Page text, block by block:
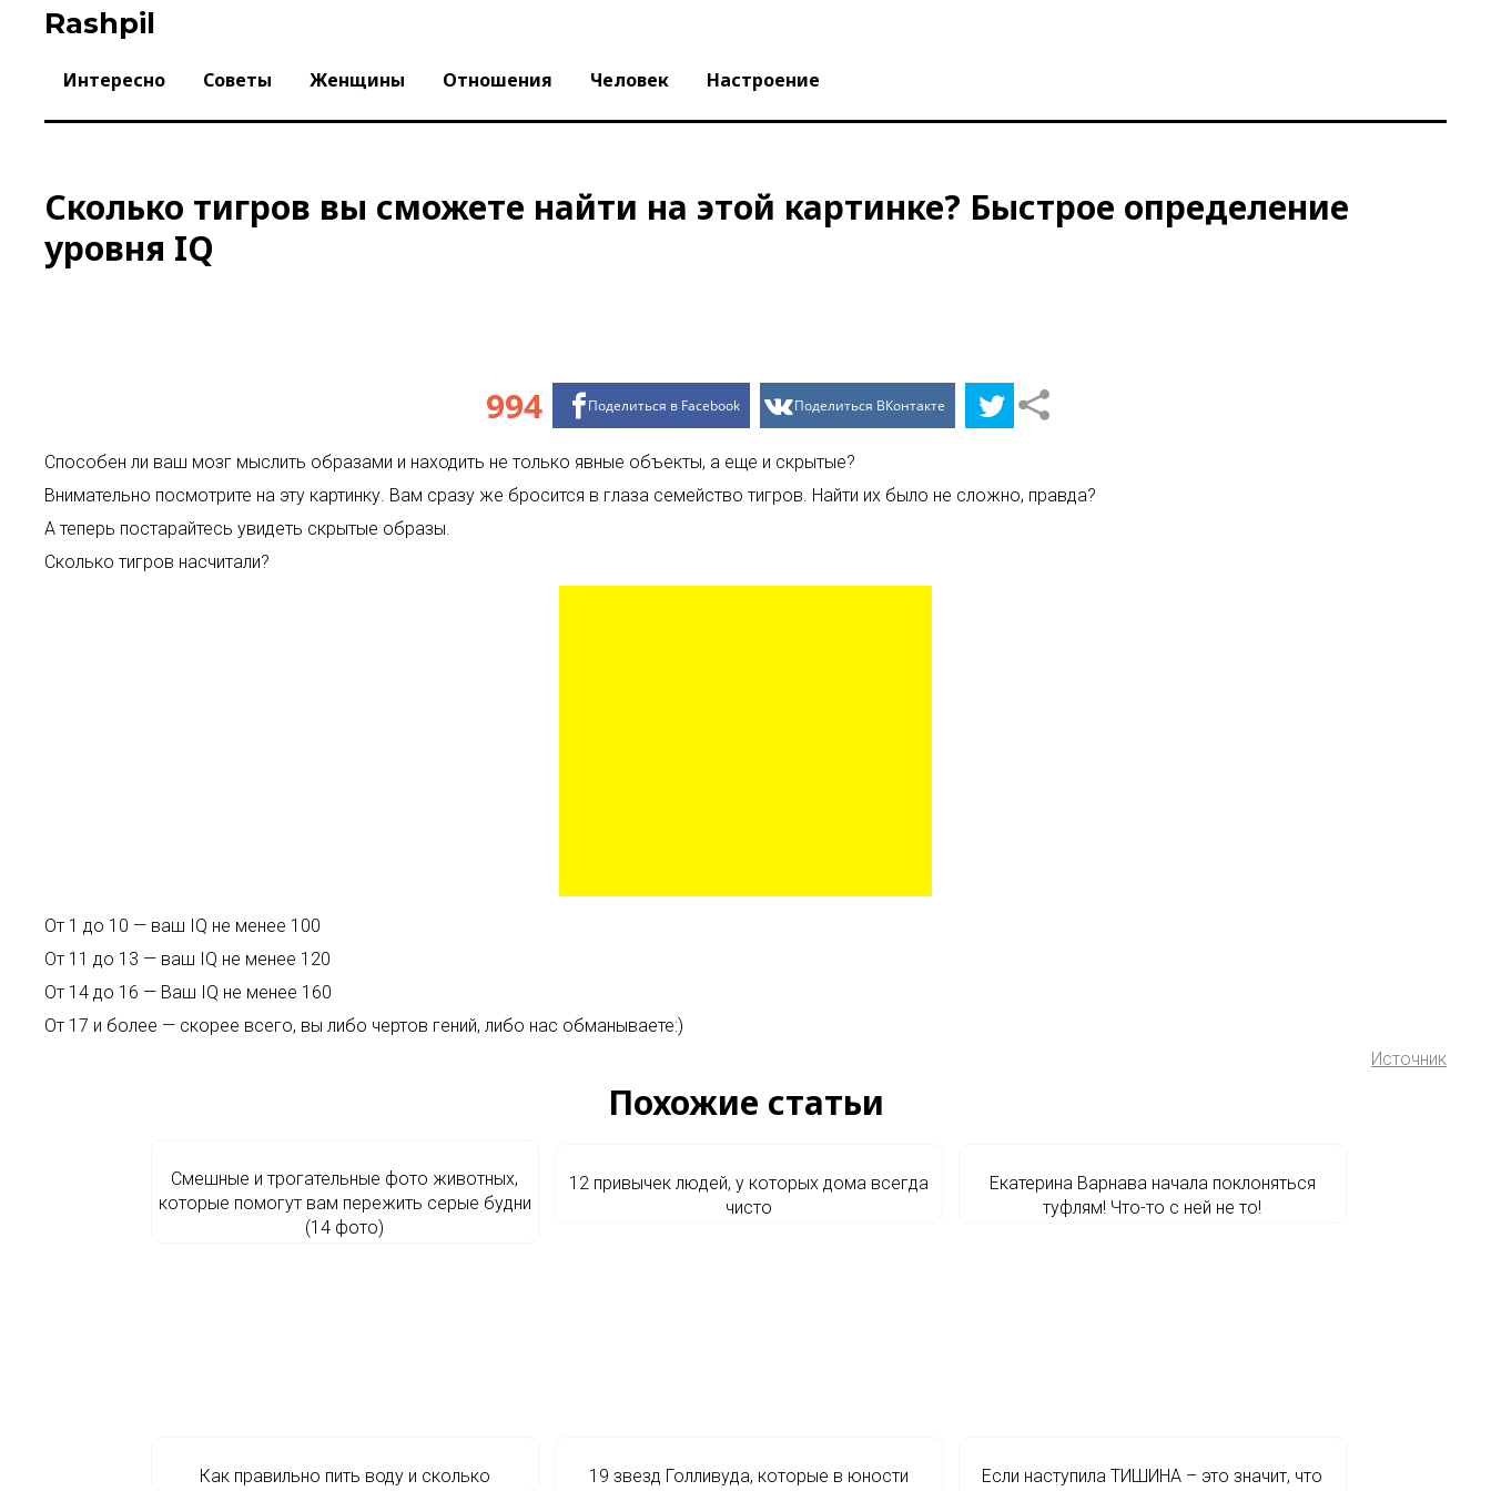
Rashpil
Интересно Советы Женщины Отношения Человек Настроение
Сколько тигров вы сможете найти на этой картинке? Быстрое определение
уровня IQ
994 Поделиться в Facebook Поделиться ВКонтакте
Способен ли ваш мозг мыслить образами и находить не только явные объекты, а еще и скрытые?
Внимательно посмотрите на эту картинку. Вам сразу же бросится в глаза семейство тигров. Найти их было не сложно, правда?
А теперь постарайтесь увидеть скрытые образы.
Сколько тигров насчитали?
От 1 до 10 — ваш IQ не менее 100
От 11 до 13 — ваш IQ не менее 120
От 14 до 16 — Ваш IQ не менее 160
От 17 и более — скорее всего, вы либо чертов гений, либо нас обманываете:)
Источник
Похожие статьи
Смешные и трогательные фото животных,
которые помогут вам пережить серые будни
(14 фото)
12 привычек людей, у которых дома всегда
чисто
Екатерина Варнава начала поклоняться
туфлям! Что-то с ней не то!
Как правильно пить воду и сколько
19 звезд Голливуда, которые в юности
Если наступила ТИШИНА – это значит, что